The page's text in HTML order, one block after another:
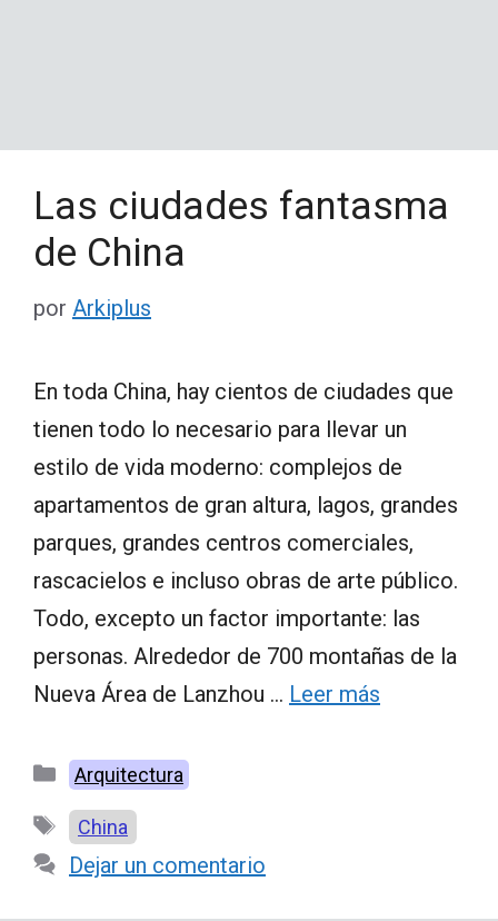
Las ciudades fantasma
de China
por Arkiplus
En toda China, hay cientos de ciudades que
tienen todo lo necesario para llevar un
estilo de vida moderno: complejos de
apartamentos de gran altura, lagos, grandes
parques, grandes centros comerciales,
rascacielos e incluso obras de arte público.
Todo, excepto un factor importante: las
personas. Alrededor de 700 montañas de la
Nueva Área de Lanzhou … Leer más
Categorías
Arquitectura
Etiquetas
China
Dejar un comentario